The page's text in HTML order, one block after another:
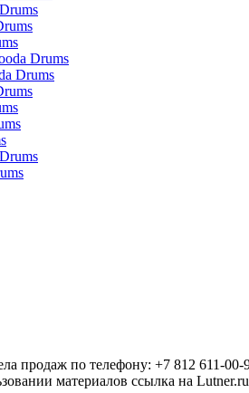
Drums
продаж по телефону: +7 812 611-00-
материалов ссылка на Lutner.ru